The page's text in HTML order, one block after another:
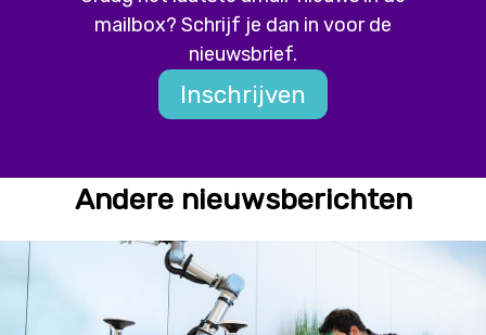
mailbox? Schrijf je dan in voor de
nieuwsbrief.
Inschrijven
Andere nieuwsberichten